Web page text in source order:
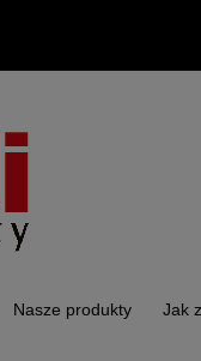
Nasze produkty Jak